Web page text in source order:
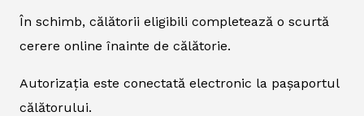
În schimb, călătorii eligibili completează o scurtă
cerere online înainte de călătorie.
Autorizația este conectată electronic la pașaportul
călătorului.